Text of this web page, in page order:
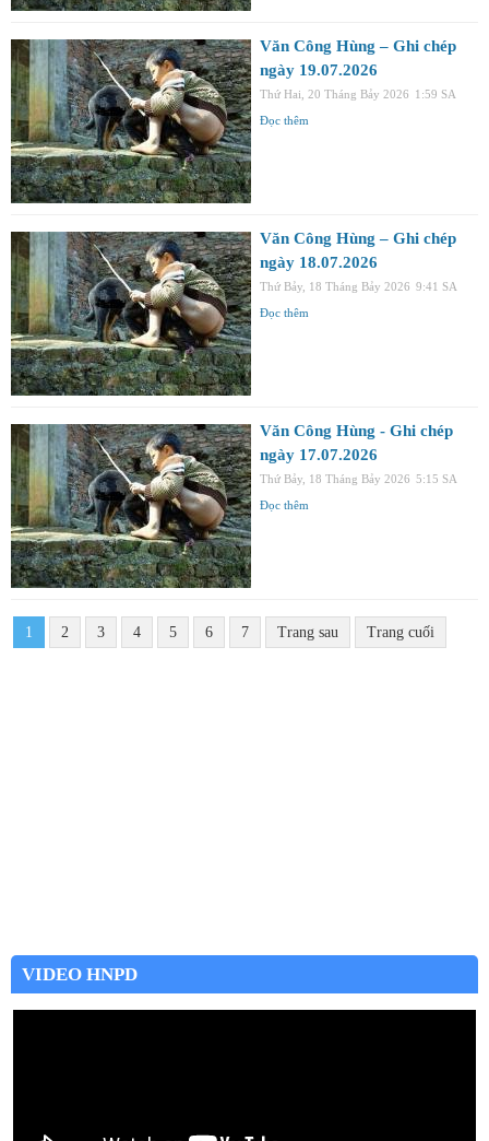
Văn Công Hùng – Ghi chép
ngày 19.07.2026
Thứ Hai, 20 Tháng Bảy 2026 1:59 SA
Đọc thêm
Văn Công Hùng – Ghi chép
ngày 18.07.2026
Thứ Bảy, 18 Tháng Bảy 2026 9:41 SA
Đọc thêm
Văn Công Hùng - Ghi chép
ngày 17.07.2026
Thứ Bảy, 18 Tháng Bảy 2026 5:15 SA
Đọc thêm
1 2 3 4 5 6 7 Trang sau Trang cuối
VIDEO HNPD